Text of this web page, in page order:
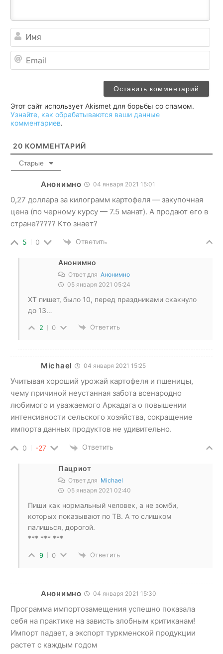
Этот сайт использует Akismet для борьбы со спамом.
Узнайте, как обрабатываются ваши данные
комментариев.
20 КОММЕНТАРИЙ
Старые
Анонимно 04 января 2021 15:01
0,27 доллара за килограмм картофеля — закупочная
цена (по черному курсу — 7.5 манат). А продают его в
стране????? Кто знает?
5 0 Ответить
Анонимно
Ответ для Анонимно
05 января 2021 05:24
ХТ пишет, было 10, перед праздниками скакнуло
до 13…
2 0 Ответить
Michael 04 января 2021 15:25
Учитывая хороший урожай картофеля и пшеницы,
чему причиной неустанная забота всенародно
любимого и уважаемого Аркадага о повышении
интенсивности сельского хозяйства, сокращение
импорта данных продуктов не удивительно.
0 -27 Ответить
Пацриот
Ответ для Michael
05 января 2021 02:40
Пиши как нормальный человек, а не зомби,
которых показывают по ТВ. А то слишком
палишься, дорогой.
*** *** ***
9 0 Ответить
Анонимно 04 января 2021 15:30
Программа импортозамещения успешно показала
себя на практике на зависть злобным критиканам!
Импорт падает, а экспорт туркменской продукции
растет с каждым годом